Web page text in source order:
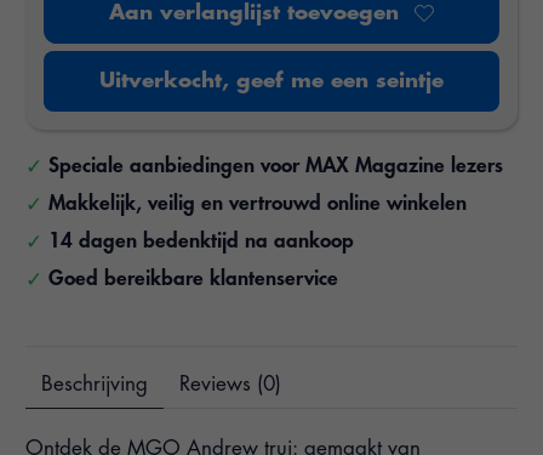
Aan verlanglijst toevoegen
Uitverkocht, geef me een seintje
Speciale aanbiedingen voor MAX Magazine lezers
Makkelijk, veilig en vertrouwd online winkelen
14 dagen bedenktijd na aankoop
Goed bereikbare klantenservice
Beschrijving Reviews (0)
Ontdek de MGO Andrew trui: gemaakt van